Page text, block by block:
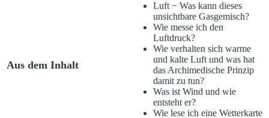
Aus dem Inhalt
Luft − Was kann dieses
unsichtbare Gasgemisch?
Wie messe ich den
Luftdruck?
Wie verhalten sich warme
und kalte Luft und was hat
das Archimedische Prinzip
damit zu tun?
Was ist Wind und wie
entsteht er?
Wie lese ich eine Wetterkarte